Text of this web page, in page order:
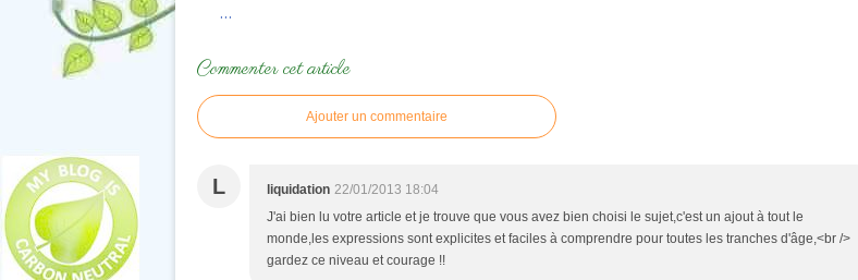
…
Commenter cet article
Ajouter un commentaire
L liquidation 22/01/2013 18:04
J'ai bien lu votre article et je trouve que vous avez bien choisi le sujet,c'est un ajout à tout le
monde,les expressions sont explicites et faciles à comprendre pour toutes les tranches d'âge,<br />
gardez ce niveau et courage !!